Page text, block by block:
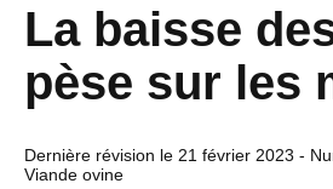
La baisse
pèse sur les
Dernière révision le 21 février 2023 -
Viande ovine